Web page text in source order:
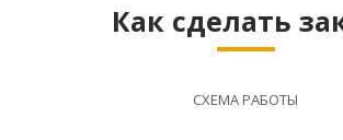
Как сделать
СХЕМА РАБОТЫ